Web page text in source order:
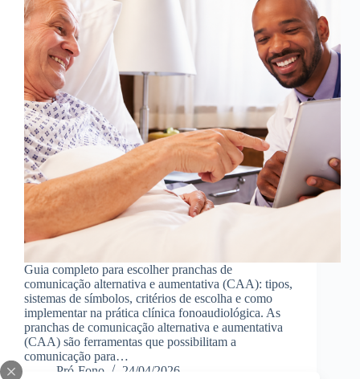
Guia completo para escolher pranchas de
comunicação alternativa e aumentativa (CAA): tipos,
sistemas de símbolos, critérios de escolha e como
implementar na prática clínica fonoaudiológica. As
pranchas de comunicação alternativa e aumentativa
(CAA) são ferramentas que possibilitam a
comunicação para…
Pró-Fono
24/04/2026